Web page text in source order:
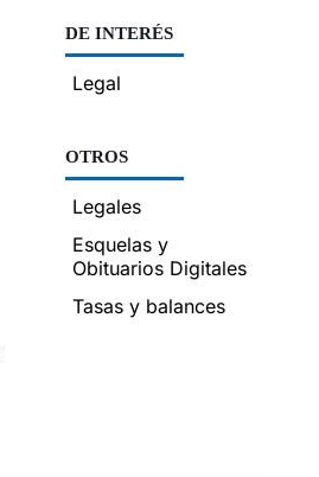
DE INTERÉS
Legal
OTROS
Legales
Esquelas y
Obituarios Digitales
Tasas y balances